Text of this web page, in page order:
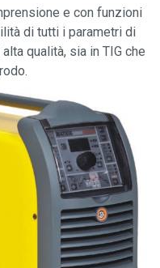
e con funzioni
di tutti i parametri di
qualità, sia in TIG che